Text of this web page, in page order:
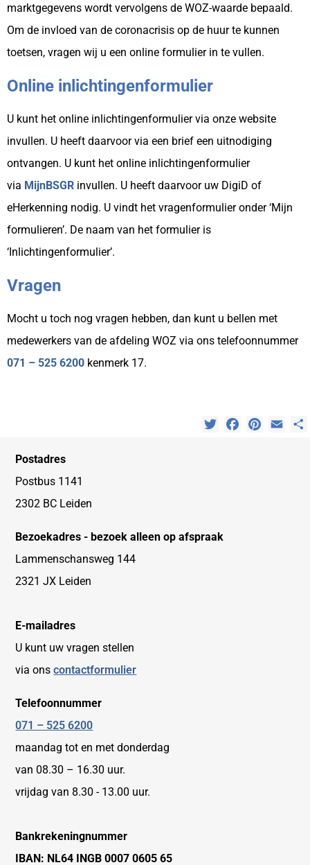
marktgegevens wordt vervolgens de WOZ-waarde bepaald.
Om de invloed van de coronacrisis op de huur te kunnen
toetsen, vragen wij u een online formulier in te vullen.
Online inlichtingenformulier
U kunt het online inlichtingenformulier via onze website
invullen. U heeft daarvoor via een brief een uitnodiging
ontvangen. U kunt het online inlichtingenformulier
via MijnBSGR invullen. U heeft daarvoor uw DigiD of
eHerkenning nodig. U vindt het vragenformulier onder ‘Mijn
formulieren’. De naam van het formulier is
‘Inlichtingenformulier’.
Vragen
Mocht u toch nog vragen hebben, dan kunt u bellen met
medewerkers van de afdeling WOZ via ons telefoonnummer
071 – 525 6200 kenmerk 17.
TwitterFacebookPinterest
Postadres
Postbus 1141
2302 BC Leiden
Bezoekadres - bezoek alleen op afspraak
Lammenschansweg 144
2321 JX Leiden
E-mailadres
U kunt uw vragen stellen
via onscontactformulier
Telefoonnummer
071 – 525 6200
maandag tot en met donderdag
van 08.30 – 16.30 uur.
vrijdag van 8.30 - 13.00 uur.
Bankrekeningnummer
IBAN: NL64 INGB 0007 0605 65